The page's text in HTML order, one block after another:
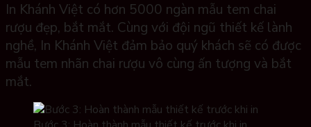
In Khánh Việt có hơn 5000 ngàn mẫu tem chai
rượu đẹp, bắt mắt. Cùng với đội ngũ thiết kế lành
nghề, In Khánh Việt đảm bảo quý khách sẽ có được
mẫu tem nhãn chai rượu vô cùng ấn tượng và bắt
mắt.